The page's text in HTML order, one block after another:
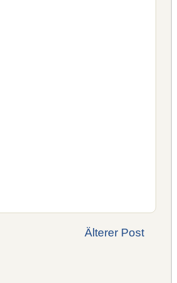
Älterer Post